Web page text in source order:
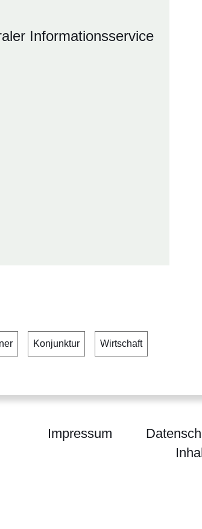
Informationsservice
Konjunktur Wirtschaft
Impressum